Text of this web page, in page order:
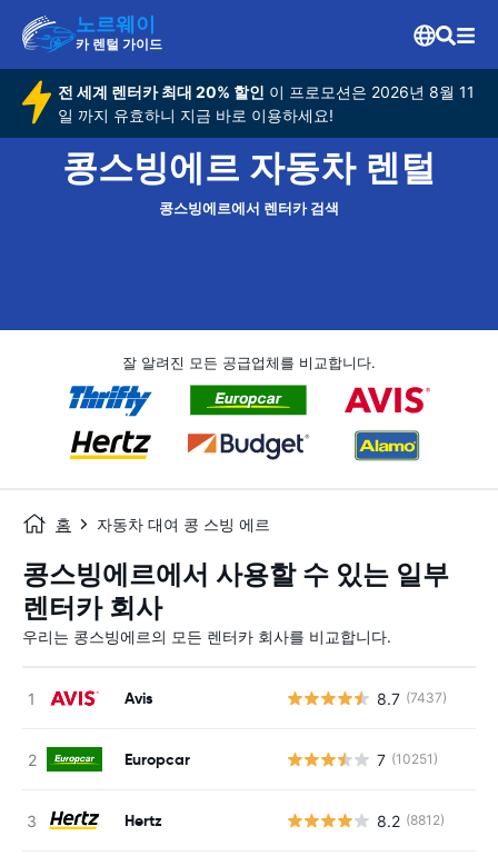
노르웨이
카 렌털 가이드
전 세계 렌터카 최대 20% 할인 이 프로모션은 2026년 8월 11
일 까지 유효하니 지금 바로 이용하세요!
콩스빙에르 자동차 렌털
콩스빙에르에서 렌터카 검색
잘 알려진 모든 공급업체를 비교합니다.
홈 자동차 대여 콩 스빙 에르
콩스빙에르에서 사용할 수 있는 일부
렌터카 회사
우리는 콩스빙에르의 모든 렌터카 회사를 비교합니다.
Avis 8.7 (7437)
Europcar 7 (10251)
Hertz 8.2 (8812)